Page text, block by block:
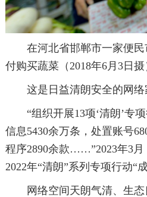
在河北省邯郸市一家便民
付购买蔬菜（2018年6月3日
这是日益清朗安全的网
“组织开展13项‘清朗’专项
信息5430余万条，处置账号
程序2890余款……”2023年3月
2022年“清朗”系列专项行动“
网络空间天朗气清、生态